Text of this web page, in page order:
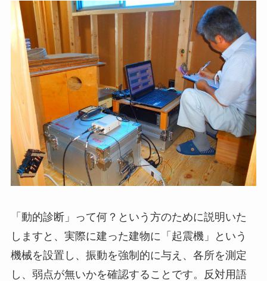
「動的診断」って何？という方のために説明いた
しますと、実際に建った建物に「起震機」という
機械を設置し、振動を強制的に与え、各所を測定
し、弱点が無いかを確認することです。反対用語